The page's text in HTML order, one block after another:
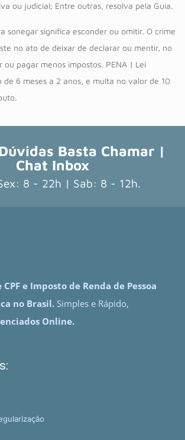
ou judicial; Entre outras, resolva pela Guia.
sonegar significa esconder ou omitir. O crime
no ato de deixar de declarar ou mentir, no
ou pagar menos impostos. PENA | Lei
6 meses a 2 anos, e multa no valor de 10
Basta Chamar |
Chat Inbox
8 - 22h | Sab: 8 - 12h.
e Imposto de Renda de Pessoa
no Brasil. Simples e Rápido,
Online.